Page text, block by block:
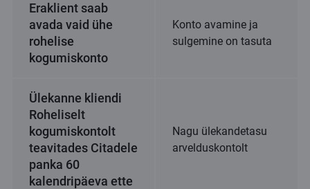
Eraklient saab
avada vaid ühe
rohelise
kogumiskonto
Konto avamine ja
sulgemine on tasuta
Ülekanne kliendi
Roheliselt
kogumiskontolt
teavitades Citadele
panka 60
kalendripäeva ette
Nagu ülekandetasu
arvelduskontolt